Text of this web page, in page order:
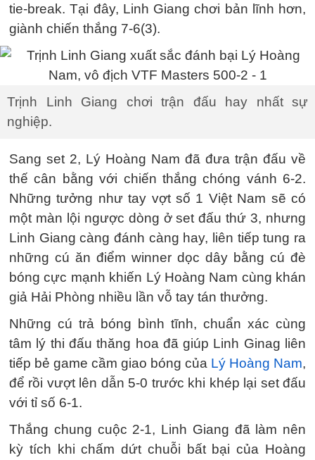
tie-break. Tại đây, Linh Giang chơi bản lĩnh hơn,
giành chiến thắng 7-6(3).
Trịnh Linh Giang chơi trận đấu hay nhất sự
nghiệp.
Sang set 2, Lý Hoàng Nam đã đưa trận đấu về
thế cân bằng với chiến thắng chóng vánh 6-2.
Những tưởng như tay vợt số 1 Việt Nam sẽ có
một màn lội ngược dòng ở set đấu thứ 3, nhưng
Linh Giang càng đánh càng hay, liên tiếp tung ra
những cú ăn điểm winner dọc dây bằng cú đè
bóng cực mạnh khiến Lý Hoàng Nam cùng khán
giả Hải Phòng nhiều lần vỗ tay tán thưởng.
Những cú trả bóng bình tĩnh, chuẩn xác cùng
tâm lý thi đấu thăng hoa đã giúp Linh Ginag liên
tiếp bẻ game cầm giao bóng của Lý Hoàng Nam,
để rồi vượt lên dẫn 5-0 trước khi khép lại set đấu
với tỉ số 6-1.
Thắng chung cuộc 2-1, Linh Giang đã làm nên
kỳ tích khi chấm dứt chuỗi bất bại của Hoàng